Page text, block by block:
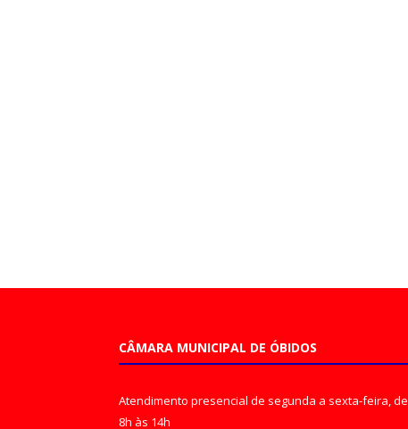
CÂMARA MUNICIPAL DE ÓBIDOS
Atendimento presencial de segunda a sexta-feira, de
8h às 14h